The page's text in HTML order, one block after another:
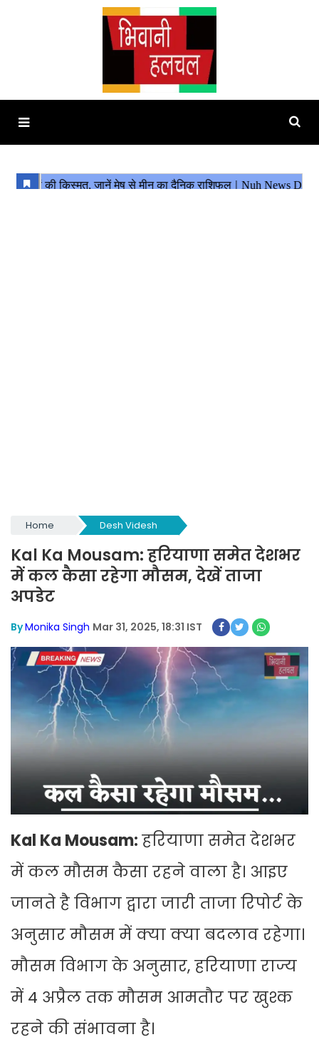
Home Desh Videsh
Kal Ka Mousam: हरियाणा समेत देशभर
में कल कैसा रहेगा मौसम, देखें ताजा
अपडेट
ByMonika Singh Mar 31, 2025, 18:31 IST
Kal Ka Mousam:हरियाणा समेत देशभर
में कल मौसम कैसा रहने वाला है। आइए
जानते है विभाग द्वारा जारी ताजा रिपोर्ट के
अनुसार मौसम में क्या क्या बदलाव रहेगा।
मौसम विभाग के अनुसार, हरियाणा राज्य
में 4 अप्रैल तक मौसम आमतौर पर खुश्क
रहने की संभावना है।